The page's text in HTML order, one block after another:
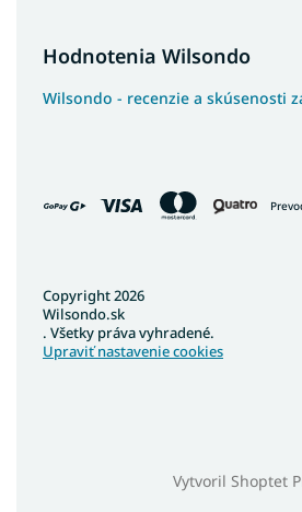
Hodnotenia Wilsondo
Wilsondo - recenzie a skúsenosti
Vytvoril Shoptet
Copyright 2026
Wilsondo.sk
. Všetky práva vyhradené.
Upraviť nastavenie cookies